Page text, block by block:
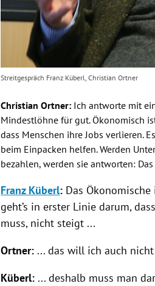
Streitgespräch Franz Küberl, Christian Ortner
Christian Ortner: Ich antworte mit
Mindestlöhne für gut. Ökonomisch
dass Menschen ihre Jobs verlieren.
beim Einpacken helfen. Werden
bezahlen, werden sie antworten:
Franz Küberl: Das
geht’s in erster Linie darum,
muss, nicht steigt ...
Ortner: ... das will ich auch
Küberl: ... deshalb muss man